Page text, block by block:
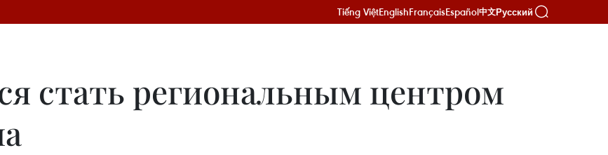
Tiếng ViệtEnglishFrançaisEspañol中文Русский
стать региональным центром